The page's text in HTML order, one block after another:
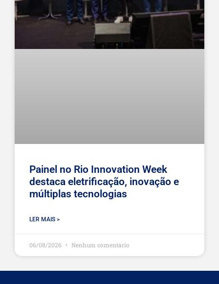
Painel no Rio Innovation Week
destaca eletrificação, inovação e
múltiplas tecnologias
LER MAIS >
06/08/2026 Nenhum comentário